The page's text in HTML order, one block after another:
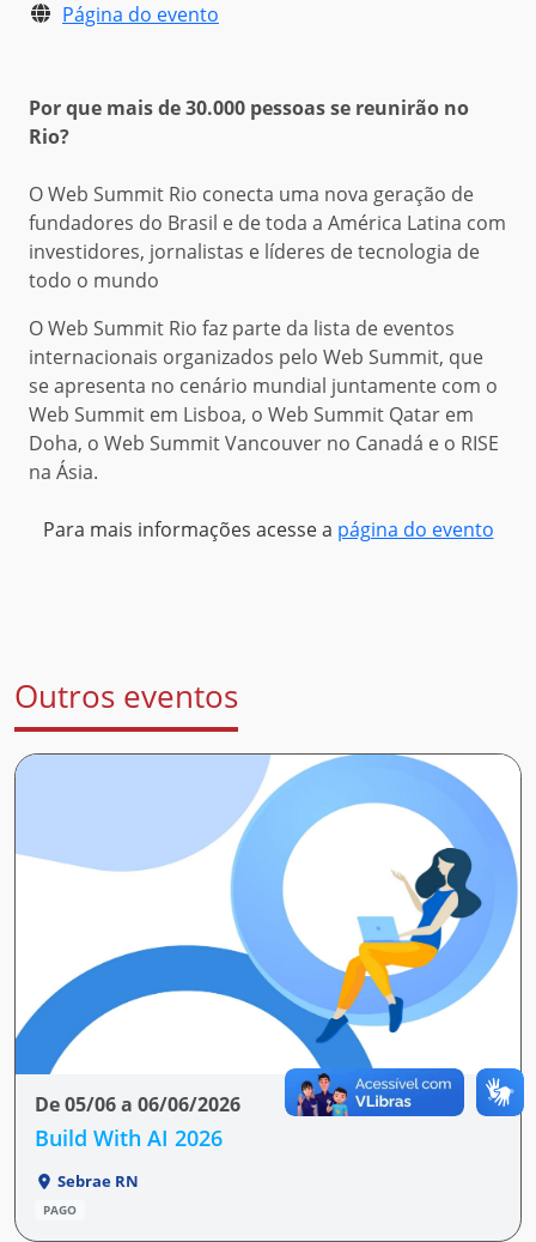
Página do evento
Por que mais de 30.000 pessoas se reunirão no
Rio?
O Web Summit Rio conecta uma nova geração de
fundadores do Brasil e de toda a América Latina com
investidores, jornalistas e líderes de tecnologia de
todo o mundo
O Web Summit Rio faz parte da lista de eventos
internacionais organizados pelo Web Summit, que
se apresenta no cenário mundial juntamente com o
Web Summit em Lisboa, o Web Summit Qatar em
Doha, o Web Summit Vancouver no Canadá e o RISE
na Ásia.
Para mais informações acesse a página do evento
Outros eventos
De 05/06 a 06/06/2026
Build With AI 2026
Sebrae RN
PAGO